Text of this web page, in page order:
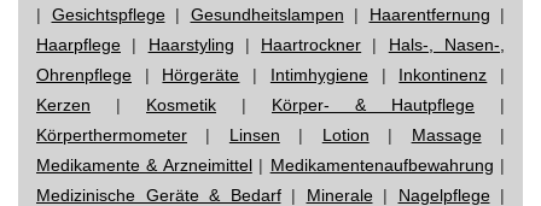
| Gesichtspflege| Gesundheitslampen | Haarentfernung |
Haarpflege | Haarstyling | Haartrockner | Hals-, Nasen-,
Ohrenpflege | Hörgeräte | Intimhygiene| Inkontinenz |
Kerzen | Kosmetik | Körper- & Hautpflege |
Körperthermometer | Linsen | Lotion | Massage|
Medikamente & Arzneimittel| Medikamentenaufbewahrung |
Medizinische Geräte & Bedarf| Minerale| Nagelpflege|